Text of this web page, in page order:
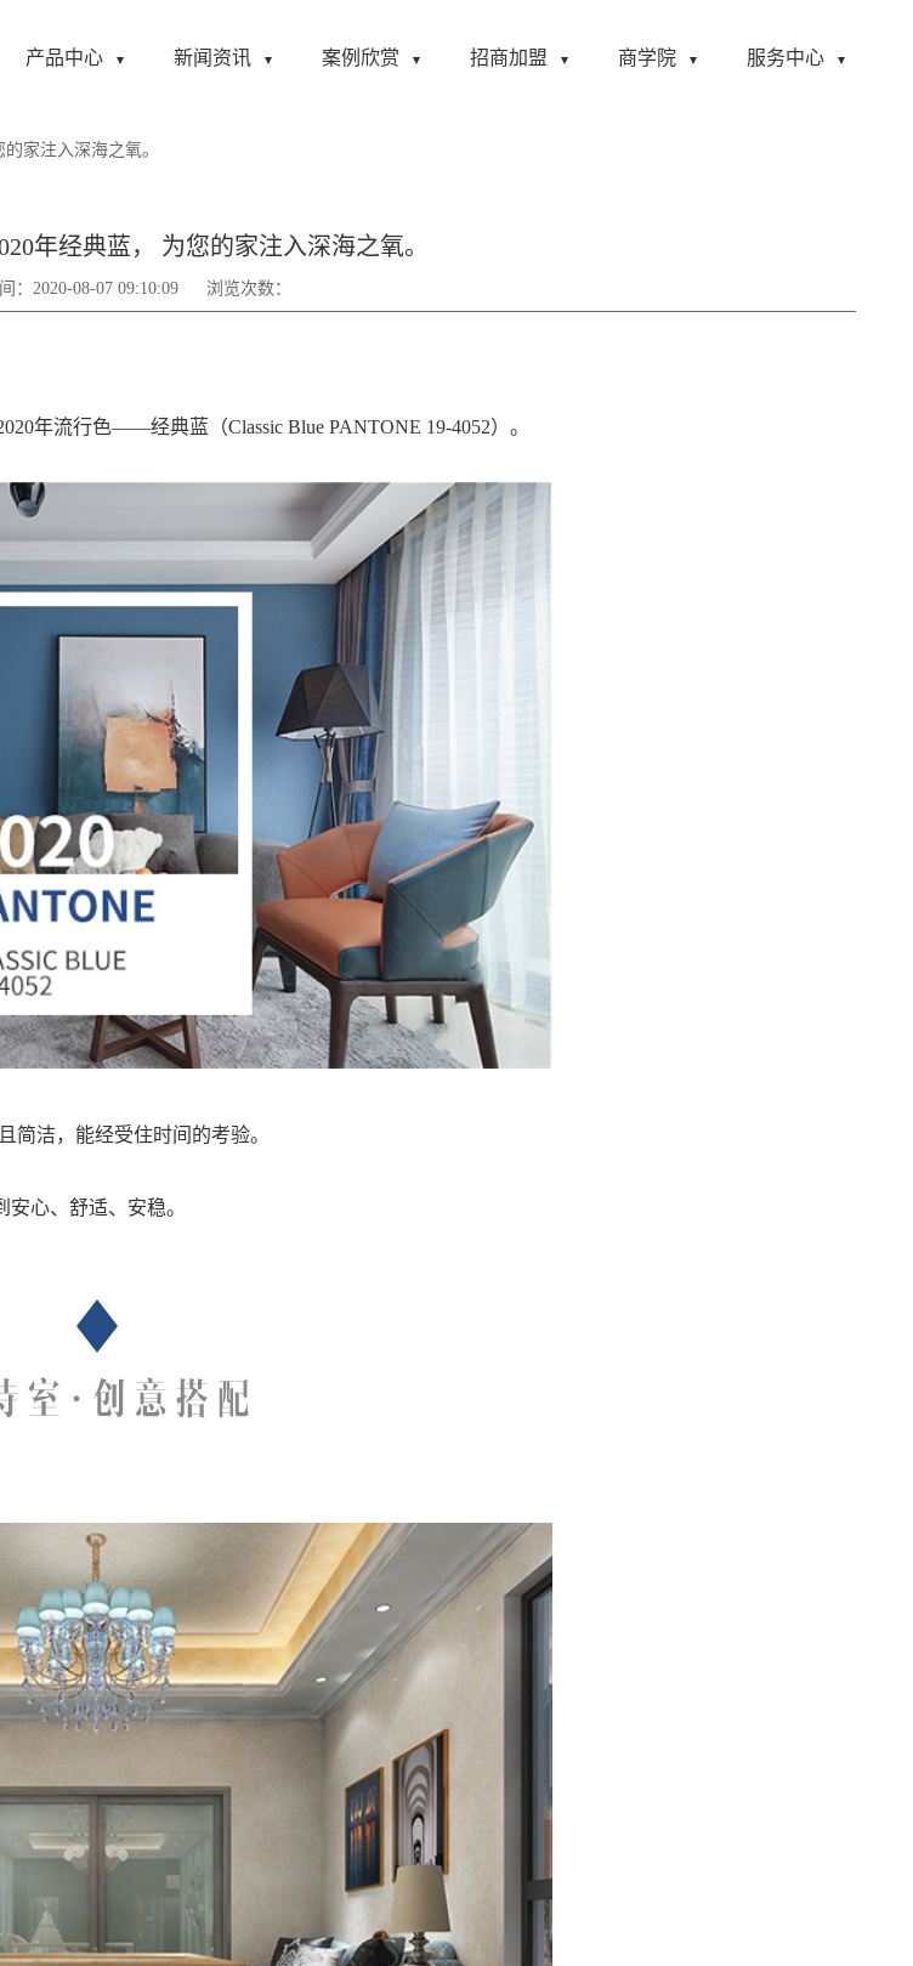
产品中心 新闻资讯 案例欣赏 招商加盟 商学院 服务中心
家注入深海之氧。
年经典蓝， 为您的家注入深海之氧。
：2020-08-07 09:10:09 浏览次数：
年流行色——经典蓝（Classic Blue PANTONE 19-4052）。
简洁，能经受住时间的考验。
心、舒适、安稳。